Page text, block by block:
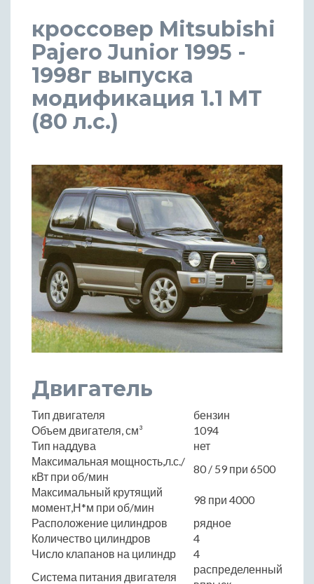
кроссовер Mitsubishi
Pajero Junior 1995 -
1998г выпуска
модификация 1.1 MT
(80 л.с.)
Двигатель
Тип двигателя
бензин
Объем двигателя, см³
1094
Тип наддува
нет
Максимальная мощность,л.с./
кВт при об/мин
80 / 59 при 6500
Максимальный крутящий
момент,Н*м при об/мин
98 при 4000
Расположение цилиндров
рядное
Количество цилиндров
4
Число клапанов на цилиндр
4
Система питания двигателя
распределенный